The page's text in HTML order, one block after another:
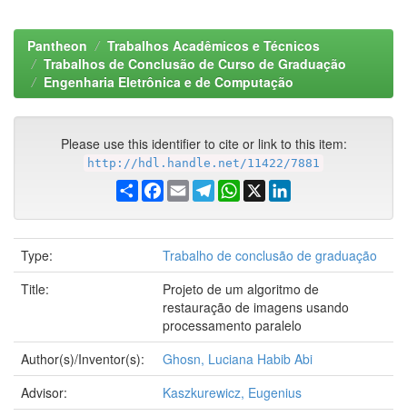
Pantheon
Trabalhos Acadêmicos e Técnicos
Trabalhos de Conclusão de Curso de Graduação
Engenharia Eletrônica e de Computação
Please use this identifier to cite or link to this item:
http://hdl.handle.net/11422/7881
ShareFacebook
EmailTelegramWhatsApp
X
Type:
Trabalho de conclusão de graduação
Title:
Projeto de um algoritmo de
restauração de imagens usando
processamento paralelo
Author(s)/Inventor(s):
Ghosn, Luciana Habib Abi
Advisor:
Kaszkurewicz, Eugenius